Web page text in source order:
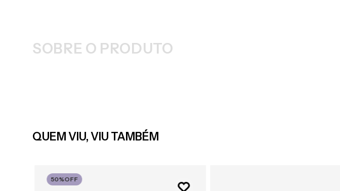
SOBRE O PRODUTO
QUEM VIU, VIU TAMBÉM
50%OFF